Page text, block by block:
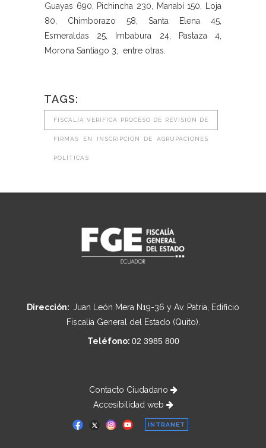
Guayas 690, Pichincha 230, Manabí 150, Loja
80, Chimborazo 58, Santa Elena 45,
Esmeraldas 25, Imbabura 24, Pastaza 4,
Morona Santiago 3, entre otras.
TAGS:
FISCALÍA VERIFICA PROCESO DE REVISIÓN DE
FIRMAS EN INSCRIPCIÓN DE AGRUPACIONES
POLÍTICAS
Dirección: Juan León Mera N19-36 y Av. Patria, Edificio
Fiscalía General del Estado (Quito).
Teléfono: 02 3985 800
Contacto Ciudadano
Accesibilidad web
INTRANET